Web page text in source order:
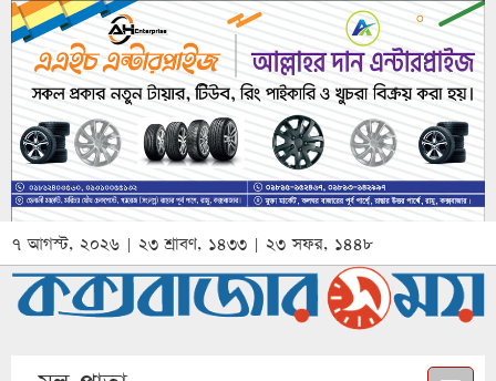
৭ আগস্ট, ২০২৬ | ২৩ শ্রাবণ, ১৪৩৩ | ২৩ সফর, ১৪৪৮